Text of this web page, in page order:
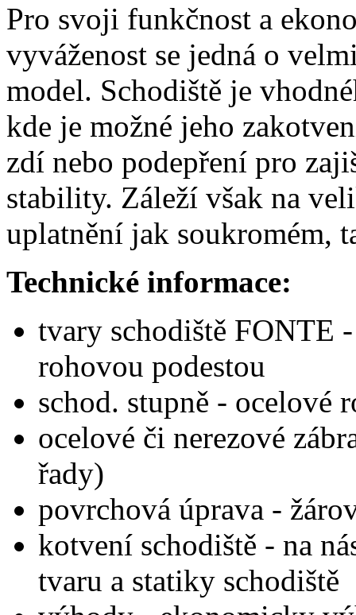
Pro svoji funkčnost a
vyváženost se jedná o
model. Schodiště je
kde je možné jeho
zdí nebo podepření pro
stability. Záleží však na
uplatnění jak soukromém,
Technické informace:
tvary schodiště FONTE
rohovou podestou
schod. stupně - ocelové
ocelové či nerezové
řady)
povrchová úprava -
kotvení schodiště - na
tvaru a statiky schodiště